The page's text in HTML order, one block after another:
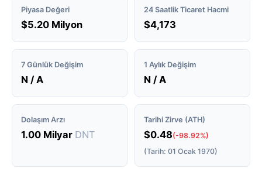
Piyasa Değeri
$5.20 Milyon
24 Saatlik Ticaret Hacmi
$4,173
7 Günlük Değişim
N / A
1 Aylık Değişim
N / A
Dolaşım Arzı
1.00 Milyar DNT
Tarihi Zirve (ATH)
$0.48(-98.92%)
(Tarih: 01 Ocak 1970)